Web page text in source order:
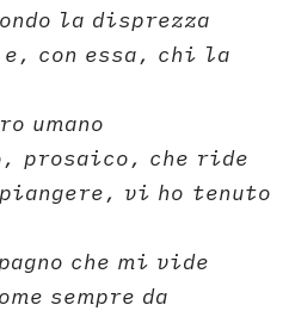
la disprezza
con essa, chi la
umano
che ride
piangere, vi ho tenuto
che mi vide
sempre da